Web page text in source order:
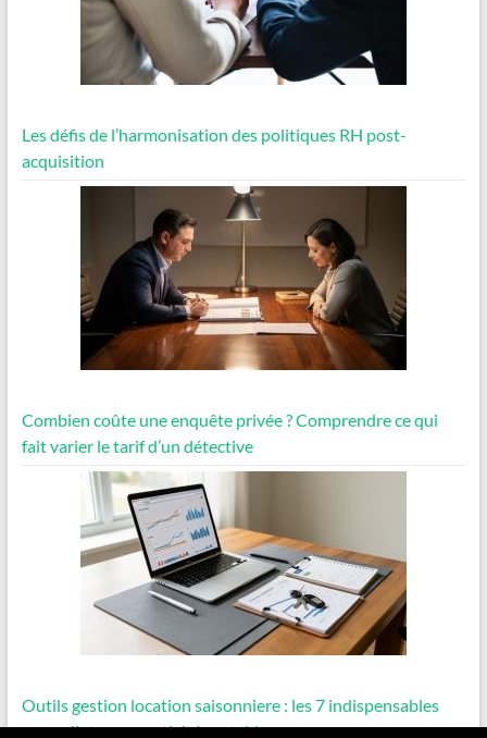
Les défis de l’harmonisation des politiques RH post-
acquisition
Combien coûte une enquête privée ? Comprendre ce qui
fait varier le tarif d’un détective
Outils gestion location saisonniere : les 7 indispensables
pour piloter une activité rentable